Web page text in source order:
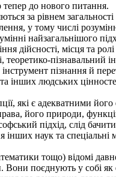
до нового питання.
за рівнем загальності
у тому числі
найзагальнішого
дійсності, місця та
теоретико-пізнавальний
пізнання й
інших людських
які є адекватними його
права, його природи,
підхід, слід
наук та спеціальні
тощо) відомі
Вони поєднують у собі